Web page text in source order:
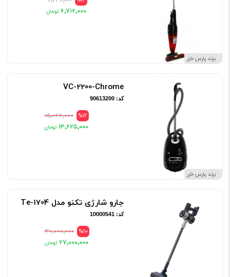
برند پارس خزر
۶٬۷۱۲٬۰۰۰
برند پارس خزر
VC-2200-Chrome
کد: 90613200
%12 ۱۵٬۰۲۸٬۰۰۰
۱۳٬۲۲۵٬۰۰۰
جارو شارژی تکنو مدل Te-1704
کد: 10000541
%10 ۳۰٬۰۰۰٬۰۰۰
۲۷٬۰۰۰٬۰۰۰